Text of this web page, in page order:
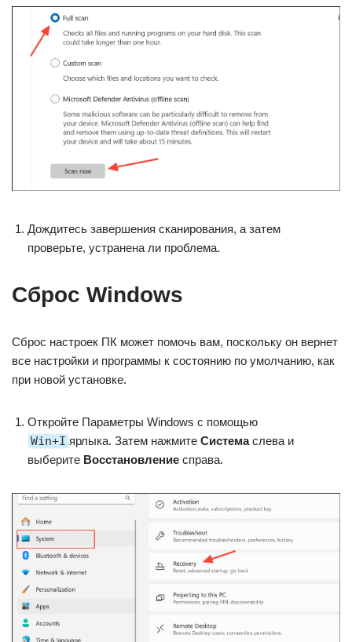
Дождитесь завершения сканирования, а затем
проверьте, устранена ли проблема.
Сброс Windows
Сброс настроек ПК может помочь вам, поскольку он вернет
все настройки и программы к состоянию по умолчанию, как
при новой установке.
Откройте Параметры Windows с помощью
Win+I ярлыка. Затем нажмите Системаслева и
выберите Восстановление справа.